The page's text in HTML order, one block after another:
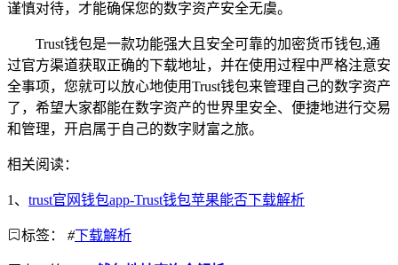
谨慎对待，才能确保您的数字资产安全无虞。
Trust钱包是一款功能强大且安全可靠的加密货币钱包,通
过官方渠道获取正确的下载地址，并在使用过程中严格注意安
全事项，您就可以放心地使用Trust钱包来管理自己的数字资产
了，希望大家都能在数字资产的世界里安全、便捷地进行交易
和管理，开启属于自己的数字财富之旅。
相关阅读：
1、 trust官网钱包app-Trust钱包苹果能否下载解析
标签： #下载解析